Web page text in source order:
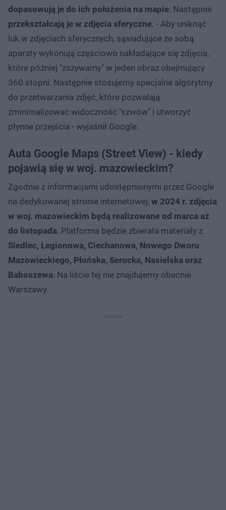
dopasowują je do ich położenia na mapie. Następnie
przekształcają je w zdjęcia sferyczne. - Aby uniknąć
luk w zdjęciach sferycznych, sąsiadujące ze sobą
aparaty wykonują częściowo nakładające się zdjęcia,
które później "zszywamy" w jeden obraz obejmujący
360 stopni. Następnie stosujemy specjalne algorytmy
do przetwarzania zdjęć, które pozwalają
zminimalizować widoczność "szwów" i utworzyć
płynne przejścia - wyjaśnił Google.
Auta Google Maps (Street View) - kiedy
pojawią się w woj. mazowieckim?
Zgodnie z informacjami udostępnionymi przez Google
na dedykowanej stronie internetowej, w 2024 r. zdjęcia
w woj. mazowieckim będą realizowane od marca aż
do listopada. Platforma będzie zbierała materiały z
Siedlec, Legionowa, Ciechanowa, Nowego Dworu
Mazowieckiego, Płońska, Serocka, Nasielska oraz
Baboszewa. Na liście tej nie znajdujemy obecnie
Warszawy.